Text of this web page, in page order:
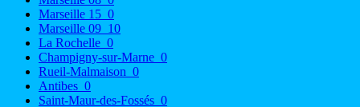
Marseille 15 0
Marseille 09 10
La Rochelle 0
Champigny-sur-Marne 0
Rueil-Malmaison 0
Antibes 0
Saint-Maur-des-Fossés 0